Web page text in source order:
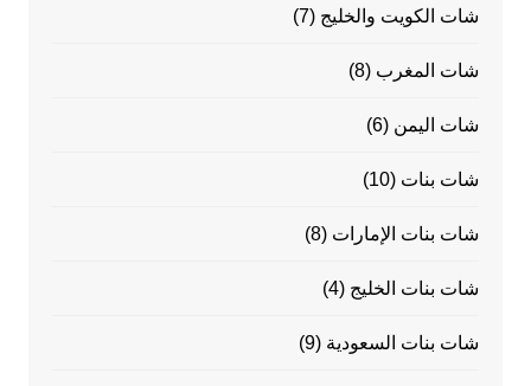
شات الكويت والخليج (7)
شات المغرب (8)
شات اليمن (6)
شات بنات (10)
شات بنات الإمارات (8)
شات بنات الخليج (4)
شات بنات السعودية (9)